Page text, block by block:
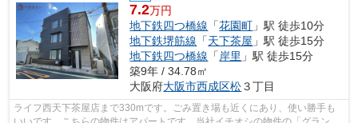
7.2万円
地下鉄四つ橋線 「花園町 」駅 徒歩10分
地下鉄堺筋線 「天下茶屋 」駅 徒歩15分
地下鉄四つ橋線 「 岸里 」駅 徒歩15分
築9年 / 34.78㎡
大阪府大阪市西成区松３丁目
ライフ西天下茶屋店まで330mです。ごみ置き場も近くにあり、使い勝手も